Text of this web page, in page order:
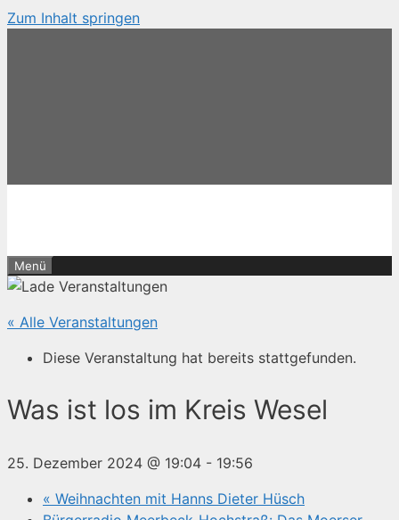
Zum Inhalt springen
Menü
« Alle Veranstaltungen
Diese Veranstaltung hat bereits stattgefunden.
Was ist los im Kreis Wesel
25. Dezember 2024 @ 19:04 - 19:56
« Weihnachten mit Hanns Dieter Hüsch